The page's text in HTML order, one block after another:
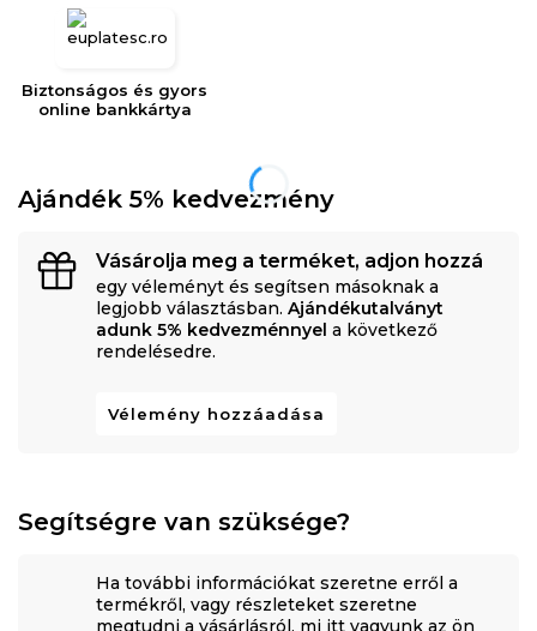
Biztonságos és gyors
online bankkártya
Ajándék 5% kedvezmény
Vásárolja meg a terméket, adjon hozzá
egy véleményt és segítsen másoknak a
legjobb választásban. Ajándékutalványt
adunk 5% kedvezménnyel a következő
rendelésedre.
Vélemény hozzáadása
Segítségre van szüksége?
Ha további információkat szeretne erről a
termékről, vagy részleteket szeretne
megtudni a vásárlásról, mi itt vagyunk az ön